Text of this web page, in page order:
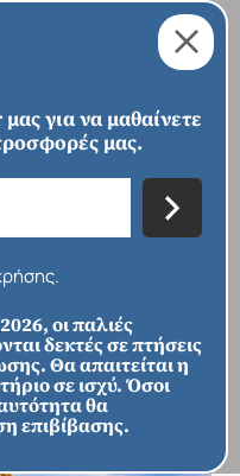
για να μαθαίνετε
μας.
οι παλιές
δεκτές σε πτήσεις
Θα απαιτείται η
σε ισχύ. Όσοι
θα
επιβίβασης.
ΕΥΡΏΠΗ › ΓΑΛΛΊΑ
– All Time